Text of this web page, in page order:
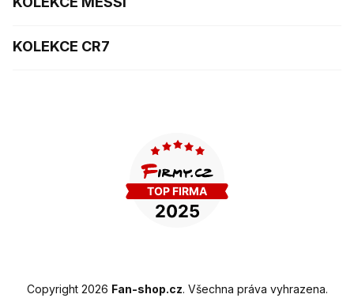
KOLEKCE CR7
Copyright 2026 Fan-shop.cz. Všechna práva vyhrazena.